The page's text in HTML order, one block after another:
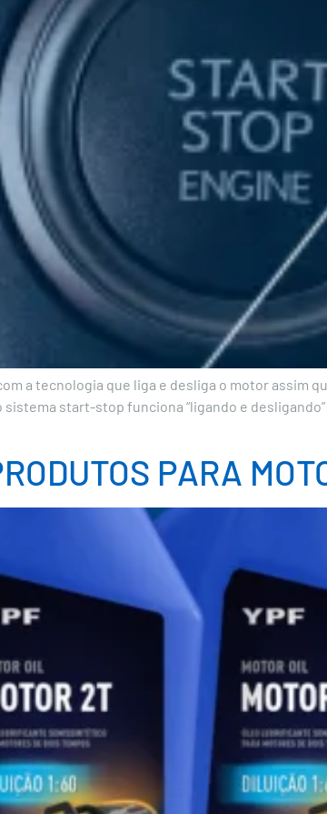
a tecnologia que liga e desliga o motor assim
start-stop funciona “ligando e
PARA